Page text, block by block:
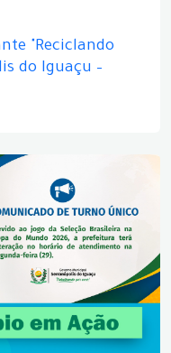
"Reciclando
do Iguaçu –